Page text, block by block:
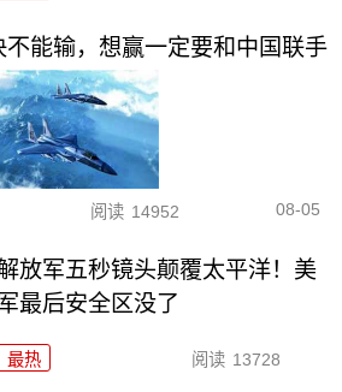
能输，想赢一定要和中国联手
阅读 14952 08-05
放军五秒镜头颠覆太平洋！美
最后安全区没了
最热 阅读 13728